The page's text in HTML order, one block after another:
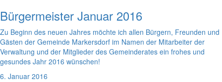
Bürgermeister Januar 2016
Zu Beginn des neuen Jahres möchte ich allen Bürgern, Freunden und
Gästen der Gemeinde Markersdorf im Namen der Mitarbeiter der
Verwaltung und der Mitglieder des Gemeinderates ein frohes und
gesundes Jahr 2016 wünschen!
6. Januar 2016